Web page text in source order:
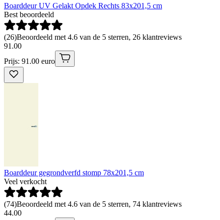
Boarddeur UV Gelakt Opdek Rechts 83x201,5 cm
Best beoordeeld
(26)Beoordeeld met 4.6 van de 5 sterren, 26 klantreviews
91 .00
Prijs: 91.00 euro
Boarddeur gegrondverfd stomp 78x201,5 cm
Veel verkocht
(74)Beoordeeld met 4.6 van de 5 sterren, 74 klantreviews
44.00